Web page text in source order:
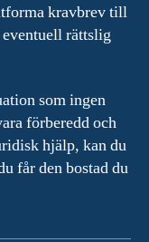
kravbrev till
rättslig
som ingen
förberedd och
hjälp, kan du
får den bostad du